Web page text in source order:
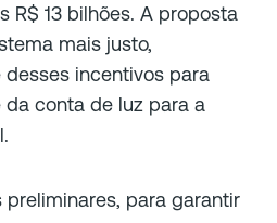
R$ 13 bilhões. A proposta
mais justo,
incentivos para
conta de luz para a
para garantir